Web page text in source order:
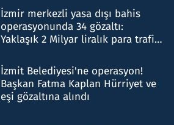
İzmir merkezli yasa dışı bahis
operasyonunda 34 gözaltı:
Yaklaşık 2 Milyar liralık para trafiği
İzmit Belediyesi'ne operasyon!
Başkan Fatma Kaplan Hürriyet ve
eşi gözaltına alındı